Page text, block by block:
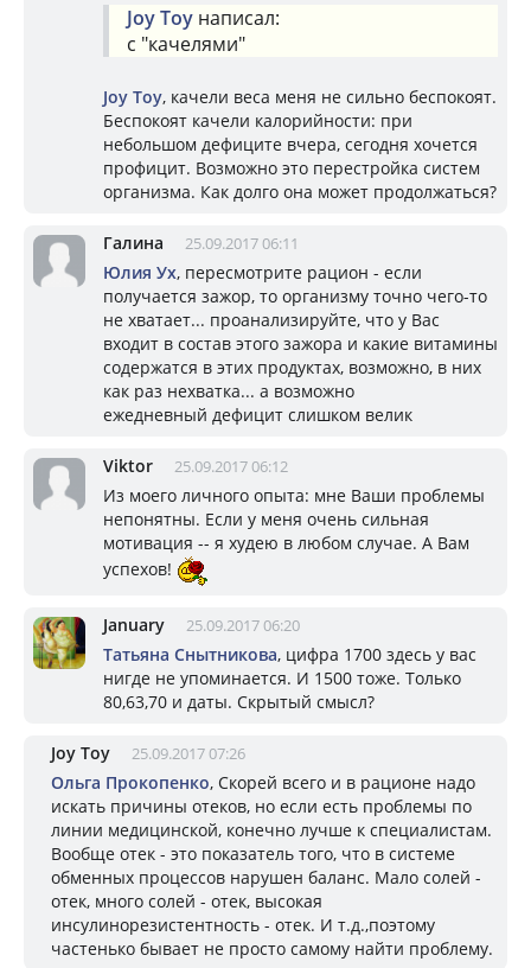
Joy Toy написал:
с "качелями"
Joy Toy, качели веса меня не сильно беспокоят.
Беспокоят качели калорийности: при
небольшом дефиците вчера, сегодня хочется
профицит. Возможно это перестройка систем
организма. Как долго она может продолжаться?
Галина 25.09.2017 06:11
Юлия Ух, пересмотрите рацион - если
получается зажор, то организму точно чего-то
не хватает... проанализируйте, что у Вас
входит в состав этого зажора и какие витамины
содержатся в этих продуктах, возможно, в них
как раз нехватка... а возможно
ежедневный дефицит слишком велик
Viktor 25.09.2017 06:12
Из моего личного опыта: мне Ваши проблемы
непонятны. Если у меня очень сильная
мотивация -- я худею в любом случае. А Вам
успехов!
January 25.09.2017 06:20
Татьяна Снытникова, цифра 1700 здесь у вас
нигде не упоминается. И 1500 тоже. Только
80,63,70 и даты. Скрытый смысл?
Joy Toy 25.09.2017 07:26
Ольга Прокопенко, Скорей всего и в рационе надо
искать причины отеков, но если есть проблемы по
линии медицинской, конечно лучше к специалистам.
Вообще отек - это показатель того, что в системе
обменных процессов нарушен баланс. Мало солей -
отек, много солей - отек, высокая
инсулинорезистентность - отек. И т.д.,поэтому
частенько бывает не просто самому найти проблему.